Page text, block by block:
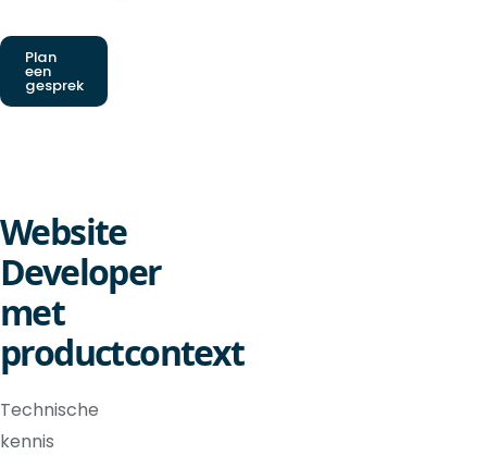
Plan
een
gesprek
Website
Developer
met
productcontext
Technische
kennis